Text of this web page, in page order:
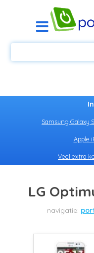
Samsung Galaxy
Apple
Veel extra
LG